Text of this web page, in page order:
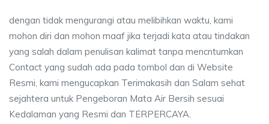
dengan tidak mengurangi atau melibihkan waktu, kami
mohon diri dan mohon maaf jika terjadi kata atau tindakan
yang salah dalam penulisan kalimat tanpa mencntumkan
Contact yang sudah ada pada tombol dan di Website
Resmi, kami mengucapkan Terimakasih dan Salam sehat
sejahtera untuk Pengeboran Mata Air Bersih sesuai
Kedalaman yang Resmi dan TERPERCAYA.